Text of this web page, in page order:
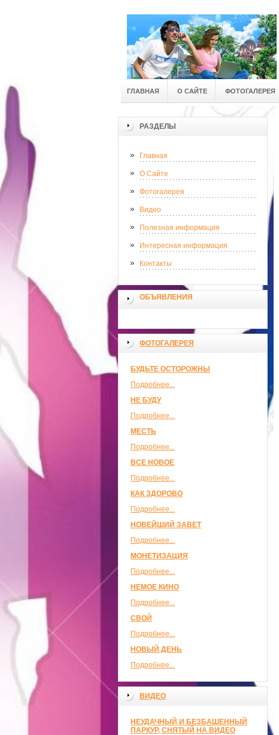
ГЛАВНАЯ О САЙТЕ ФОТОГАЛЕРЕЯ
РАЗДЕЛЫ
Главная
О Сайте
Фотогалерея
Видео
Полезная информация
Интересная информация
Контакты
ОБЪЯВЛЕНИЯ
ФОТОГАЛЕРЕЯ
БУДЬТЕ ОСТОРОЖНЫ
Подробнее...
НЕ БУДУ
Подробнее...
МЕСТЬ
Подробнее...
ВСЕ НОВОЕ
Подробнее...
КАК ЗДОРОВО
Подробнее...
НОВЕЙШИЙ ЗАВЕТ
Подробнее...
МОНЕТИЗАЦИЯ
Подробнее...
НЕМОЕ КИНО
Подробнее...
СВОЙ
Подробнее...
НОВЫЙ ДЕНЬ
Подробнее...
ВИДЕО
НЕУДАЧНЫЙ И БЕЗБАШЕННЫЙ
ПАРКУР, СНЯТЫЙ НА ВИДЕО